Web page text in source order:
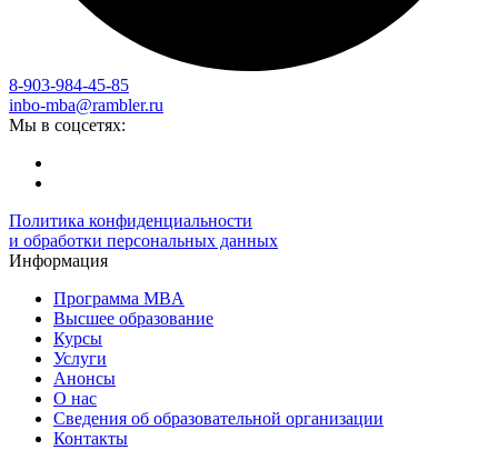
8-903-984-45-85
inbo-mba@rambler.ru
Мы в соцсетях:
Политика конфиденциальности
и обработки персональных данных
Информация
Программа MBA
Высшее образование
Курсы
Услуги
Анонсы
О нас
Сведения об образовательной организации
Контакты